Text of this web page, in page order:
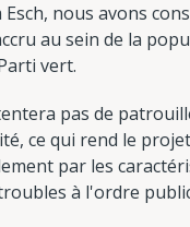
nous avons
au sein de la
vert.
pas de
ce qui rend le
par les
à l'ordre